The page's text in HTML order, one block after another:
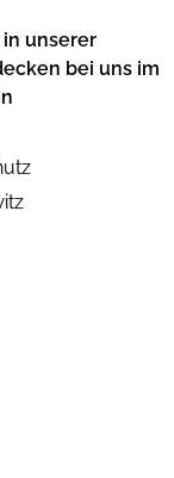
unserer
bei uns im